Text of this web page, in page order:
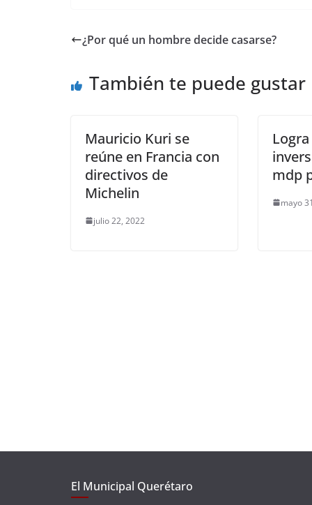
e
o
k
er l s
p
p
e
g
gr
m tir
¿Por qué un hombre decide casarse?
También te puede gustar
Mauricio Kuri se
reúne en Francia con
directivos de
Michelin
julio 22, 2022
mdp
mayo
El Municipal Querétaro